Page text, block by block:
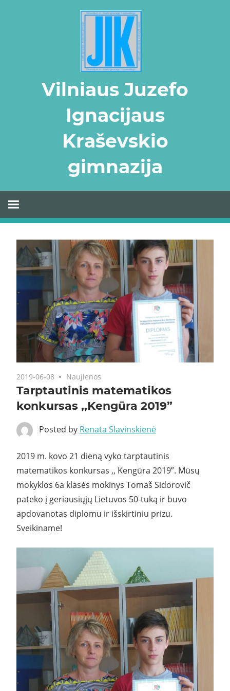
Vilniaus Juzefo
Ignacijaus
Kraševskio
gimnazija
2019-06-08 Naujienos
Tarptautinis matematikos
konkursas ,,Kengūra 2019”
Posted by Renata Slavinskienė
2019 m. kovo 21 dieną vyko tarptautinis
matematikos konkursas ,, Kengūra 2019”. Mūsų
mokyklos 6a klasės mokinys Tomaš Sidorovič
pateko į geriausiųjų Lietuvos 50-tuką ir buvo
apdovanotas diplomu ir išskirtiniu prizu.
Sveikiname!